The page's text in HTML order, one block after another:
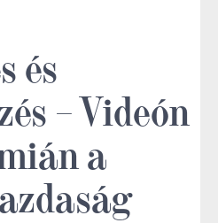
és
– Videón
a